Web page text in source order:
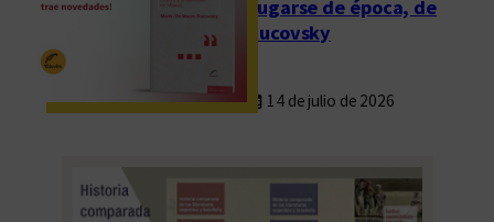
Fugarse de época, de
Rucovsky
14 de julio de 2026